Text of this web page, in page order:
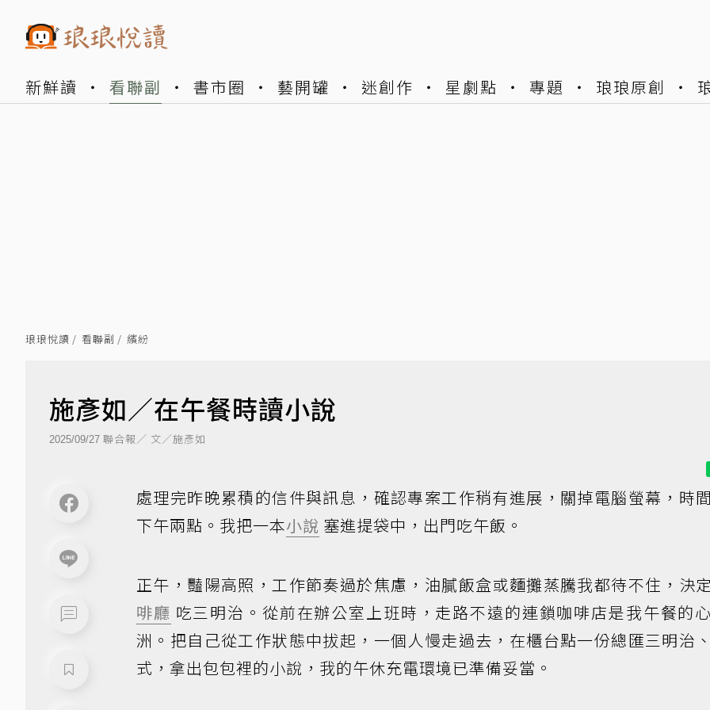
新鮮讀 看聯副 書市圈 藝開罐 迷創作 星劇點 專題 琅琅原創
琅琅悅讀 看聯副 繽紛
施彥如／在午餐時讀小說
2025/09/27 聯合報／ 文／施彥如
處理完昨晚累積的信件與訊息，確認專案工作稍有進展，關掉電腦螢幕，時
下午兩點。我把一本小說 塞進提袋中，出門吃午飯。
正午，豔陽高照，工作節奏過於焦慮，油膩飯盒或麵攤蒸騰我都待不住，決
啡廳 吃三明治。從前在辦公室上班時，走路不遠的連鎖咖啡店是我午餐的
洲。把自己從工作狀態中拔起，一個人慢走過去，在櫃台點一份總匯三明治
式，拿出包包裡的小說，我的午休充電環境已準備妥當。